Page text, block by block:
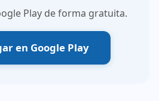
Play de forma gratuita.
en Google Play